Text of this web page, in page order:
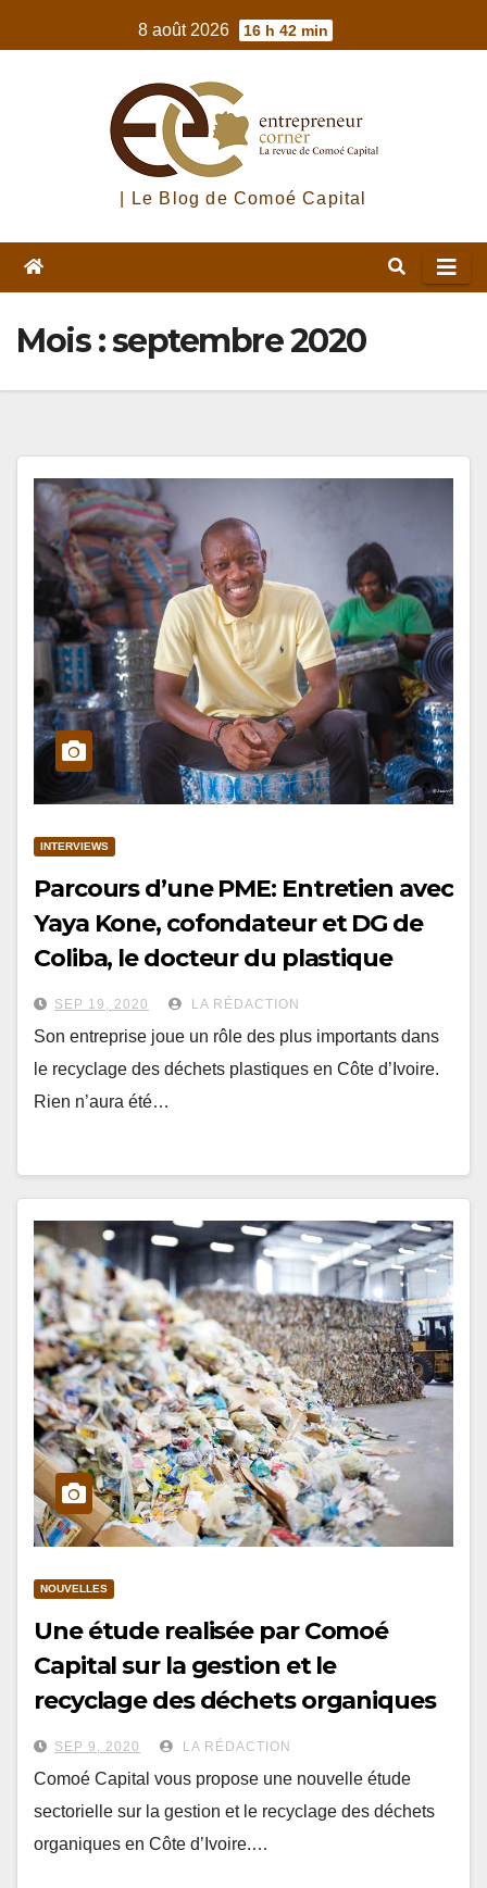
to
8 août 2026 16 h 42 min
| Le Blog de Comoé Capital
Mois :septembre 2020
INTERVIEWS
Parcours d’une PME: Entretien avec
Yaya Kone, cofondateur et DG de
Coliba, le docteur du plastique
recyclé
SEP 19, 2020 LA RÉDACTION
Son entreprise joue un rôle des plus importants dans
le recyclage des déchets plastiques en Côte d’Ivoire.
Rien n’aura été…
NOUVELLES
Une étude realisée par Comoé
Capital sur la gestion et le
recyclage des déchets organiques
est disponible
SEP 9, 2020 LA RÉDACTION
Comoé Capital vous propose une nouvelle étude
sectorielle sur la gestion et le recyclage des déchets
organiques en Côte d’Ivoire.…